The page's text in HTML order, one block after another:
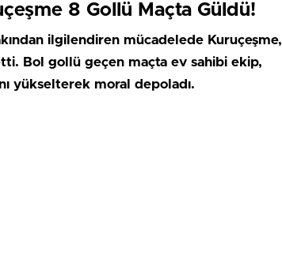
8 Gollü Maçta Güldü!
ilgilendiren mücadelede Kuruçeşme,
Bol gollü geçen maçta ev sahibi ekip,
yükselterek moral depoladı.